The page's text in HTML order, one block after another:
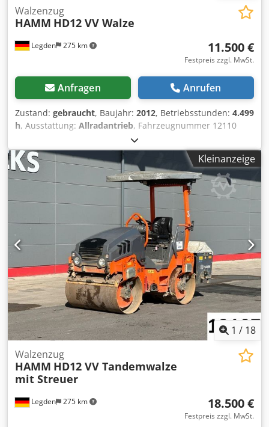
Legden 275 km
Walzenzug
HAMM HD12 VV Walze
11.500 €
Festpreis zzgl. MwSt.
Anfragen Anrufen
Zustand: gebraucht, Baujahr: 2012, Betriebsstunden: 4.499
h, Ausstattung: Allradantrieb, Fahrzeugnummer 12110
Irrtümer & Zwischenverkauf vorbehalten Cedpfxjy T Ulhe
Akkoha
Kleinanzeige
1 / 18
Legden 275 km
Walzenzug
HAMM HD12 VV Tandemwalze
mit Streuer
18.500 €
Festpreis zzgl. MwSt.